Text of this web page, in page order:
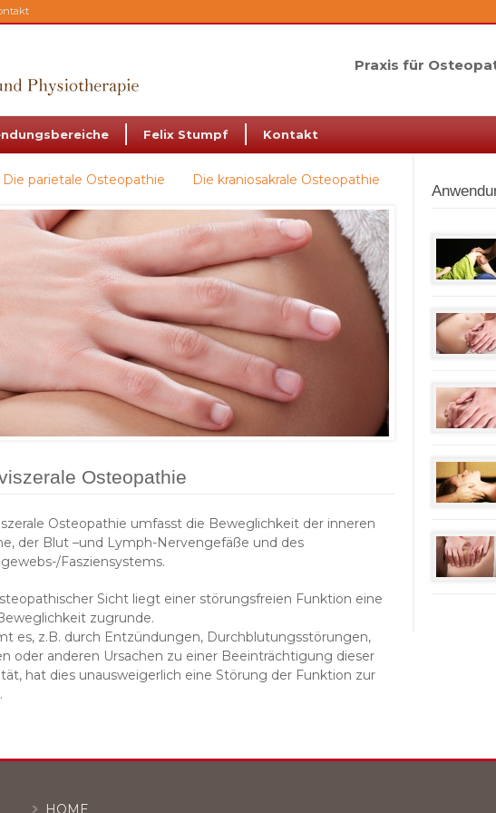
Praxis für
Felix Stumpf Kontakt
Die parietale Osteopathie Die kraniosakrale Osteopathie
Osteopathie
Osteopathie umfasst die Beweglichkeit der inneren
der Blut –und Lymph-Nervengefäße und des
Fasziensystems.
Sicht liegt einer störungsfreien Funktion eine
zugrunde.
es, z.B. durch Entzündungen, Durchblutungsstörungen,
oder anderen Ursachen zu einer Beeinträchtigung dieser
hat dies unausweigerlich eine Störung der Funktion zur
HOME